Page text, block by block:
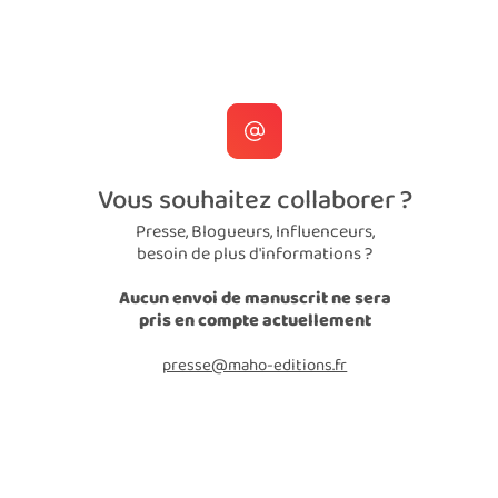
Vous souhaitez collaborer ?
Presse, Blogueurs, Influenceurs,
besoin de plus d'informations ?
Aucun envoi de manuscrit ne sera
pris en compte actuellement
presse@maho-editions.fr